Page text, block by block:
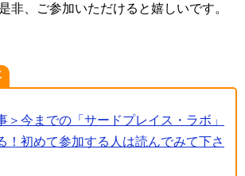
非、ご参加いただけると嬉しいです。
＞今までの「サードプレイス・ラボ」
！初めて参加する人は読んでみて下さ